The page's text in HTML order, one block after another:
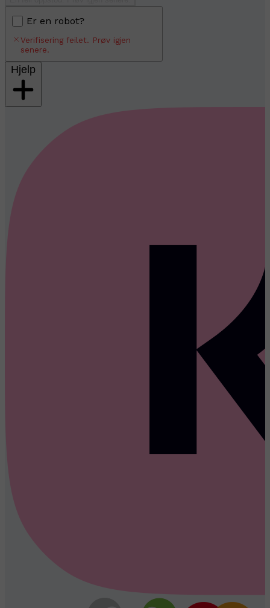
Er en robot?
Verifisering feilet. Prøv igjen
senere.
Hjelp